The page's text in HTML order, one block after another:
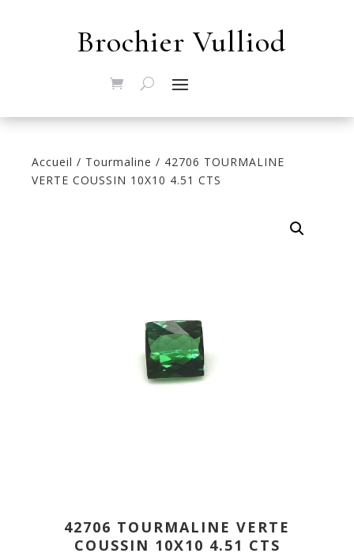
Brochier Vulliod
Accueil / Tourmaline / 42706 TOURMALINE
VERTE COUSSIN 10X10 4.51 CTS
42706 TOURMALINE VERTE
COUSSIN 10X10 4.51 CTS